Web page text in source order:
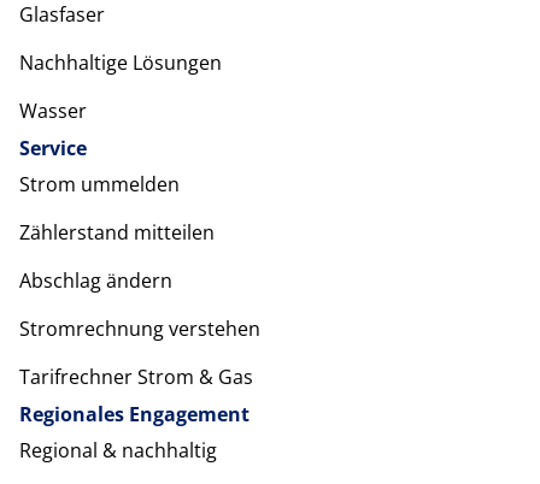
Glasfaser
Nachhaltige Lösungen
Wasser
Service
Strom ummelden
Zählerstand mitteilen
Abschlag ändern
Stromrechnung verstehen
Tarifrechner Strom & Gas
Regionales Engagement
Regional & nachhaltig